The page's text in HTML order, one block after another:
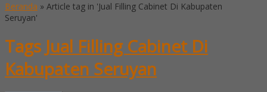
Beranda » Article tag in 'Jual Filling Cabinet Di Kabupaten
Seruyan'
Tags Jual Filling Cabinet Di
Kabupaten Seruyan